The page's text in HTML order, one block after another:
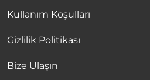
Kullanım Koşulları
Gizlilik Politikası
Bize Ulaşın